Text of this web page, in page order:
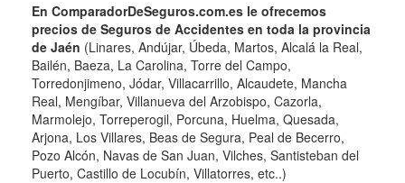
En ComparadorDeSeguros.com.es le ofrecemos
precios de Seguros de Accidentes en toda la provincia
de Jaén (Linares, Andújar, Úbeda, Martos, Alcalá la Real,
Bailén, Baeza, La Carolina, Torre del Campo,
Torredonjimeno, Jódar, Villacarrillo, Alcaudete, Mancha
Real, Mengíbar, Villanueva del Arzobispo, Cazorla,
Marmolejo, Torreperogil, Porcuna, Huelma, Quesada,
Arjona, Los Villares, Beas de Segura, Peal de Becerro,
Pozo Alcón, Navas de San Juan, Vilches, Santisteban del
Puerto, Castillo de Locubín, Villatorres, etc..)